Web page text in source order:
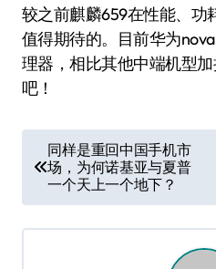
较之前麒麟659在性能、功
值得期待的。目前华为
理器，相比其他中端机型
吧！
章
导
航
同样是重回中国手机市
场，为何诺基亚与夏普
一个天上一个地下？